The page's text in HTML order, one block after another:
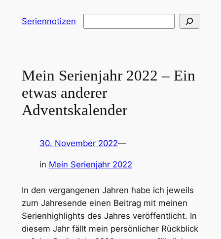
InhaltSeriennotizen
Mein Serienjahr 2022 – Ein
etwas anderer
Adventskalender
30. November 2022—
in Mein Serienjahr 2022
In den vergangenen Jahren habe ich jeweils
zum Jahresende einen Beitrag mit meinen
Serienhighlights des Jahres veröffentlicht. In
diesem Jahr fällt mein persönlicher Rückblick